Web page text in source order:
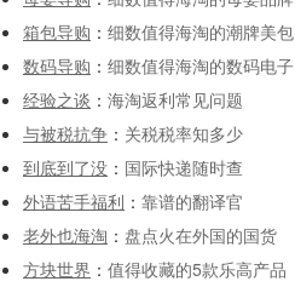
箱包导购 ： 细数值得海淘的潮牌美包
数码导购 ： 细数值得海淘的数码电子
经验之谈 ： 海淘返利常见问题
与被税抗争 ： 关税税率知多少
到底到了没 ： 国际快递随时查
外语苦手福利 ： 靠谱的翻译官
老外也海淘 ： 盘点火在外国的国货
方块世界 ： 值得收藏的5款乐高产品